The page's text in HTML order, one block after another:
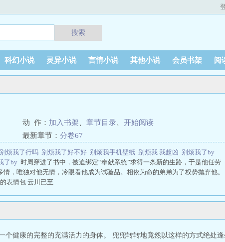
搜索
科幻小说 灵异小说 言情小说 其他小说 会员书架 阅
动 作： 加入书架 章节目录
开始阅读
最新章节： 分卷67
别烦我了行吗 别烦我了好不好 别烦我手机壁纸 别烦我 我超凶 别烦我了by
了by 时周穿进了书中，被迫绑定“奉献系统”求得一条新的生路，于是他任劳
，唯独对他无情，冷眼看他成为试验品。相依为命的弟弟为了权势抛弃他。
表情包 云川已至
健康的完整的充满活力的身体。 兜兜转转地竟然以这样的方式绝处